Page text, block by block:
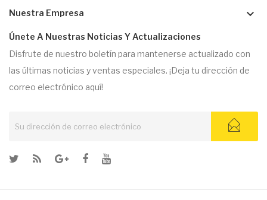
Nuestra Empresa keyboard_arrow_down
Únete A Nuestras Noticias Y Actualizaciones
Disfrute de nuestro boletín para mantenerse actualizado con
las últimas noticias y ventas especiales. ¡Deja tu dirección de
correo electrónico aquí!